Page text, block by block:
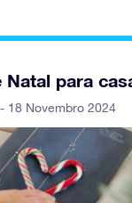
Natal para
- 18 Novembro 2024